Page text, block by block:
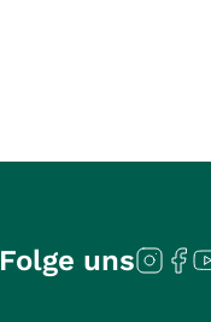
Folge uns